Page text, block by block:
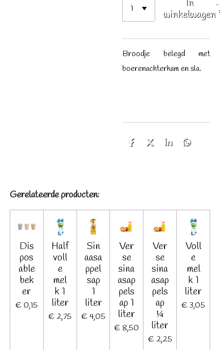
In
winkelwagen
Broodje belegd met
boerenachterham en sla.
D
D
S
D
Gerelateerde producten:
Dis
pos
able
bek
er
€ 0,15
Half
voll
e
mel
k 1
liter
€ 2,75
Sin
aasa
ppel
sap
1
liter
€ 4,05
Ver
se
sina
asap
pels
ap 1
liter
€ 8,50
Ver
se
sina
asap
pels
ap
¼
liter
€ 2,25
Voll
e
mel
k 1
liter
€ 3,05